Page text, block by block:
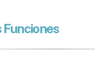
Funciones